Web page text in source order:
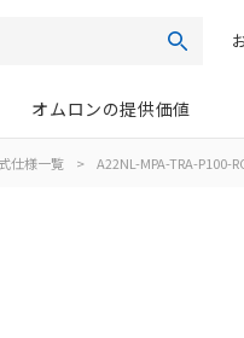
検索
オムロンの提供価値
仕様一覧 > A22NL-MPA-TRA-P100-